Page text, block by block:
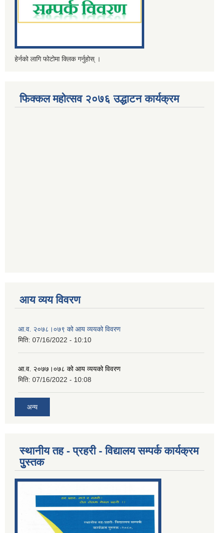
हेर्नको लागि फोटोमा क्लिक गर्नुहोस् ।
फिक्कल महोत्सव २०७६ उद्धाटन कार्यक्रम
आय व्यय विवरण
आ.व. २०७८।०७९ को आय व्ययको विवरण
मिति: 07/16/2022 - 10:10
आ.व. २०७७।०७८ को आय व्ययको विवरण
मिति: 07/16/2022 - 10:08
अन्य
स्थानीय तह - प्रहरी - विद्यालय सम्पर्क कार्यक्रम
पुुस्तक